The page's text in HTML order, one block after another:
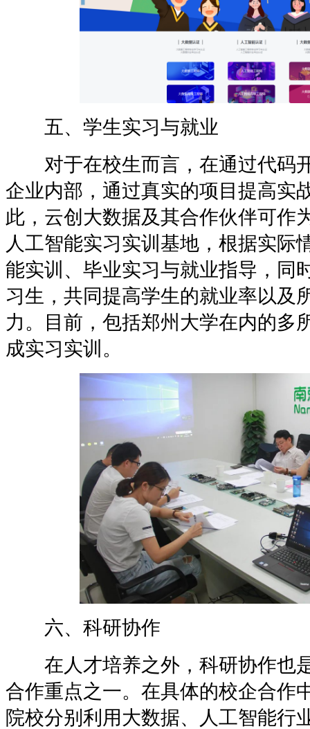
五、学生实习与就业
对于在校生而言，在通过代码
企业内部，通过真实的项目提高实
此，云创大数据及其合作伙伴可作
人工智能实习实训基地，根据实际
能实训、毕业实习与就业指导，同
习生，共同提高学生的就业率以及
力。目前，包括郑州大学在内的多
成实习实训。
六、科研协作
在人才培养之外，科研协作也
合作重点之一。在具体的校企合作
院校分别利用大数据、人工智能行